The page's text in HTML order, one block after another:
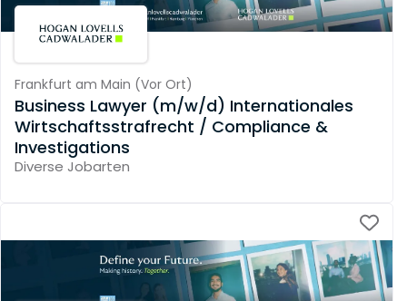
Frankfurt am Main (Vor Ort)
Business Lawyer (m/w/d) Internationales
Wirtschaftsstrafrecht / Compliance &
Investigations
Diverse Jobarten